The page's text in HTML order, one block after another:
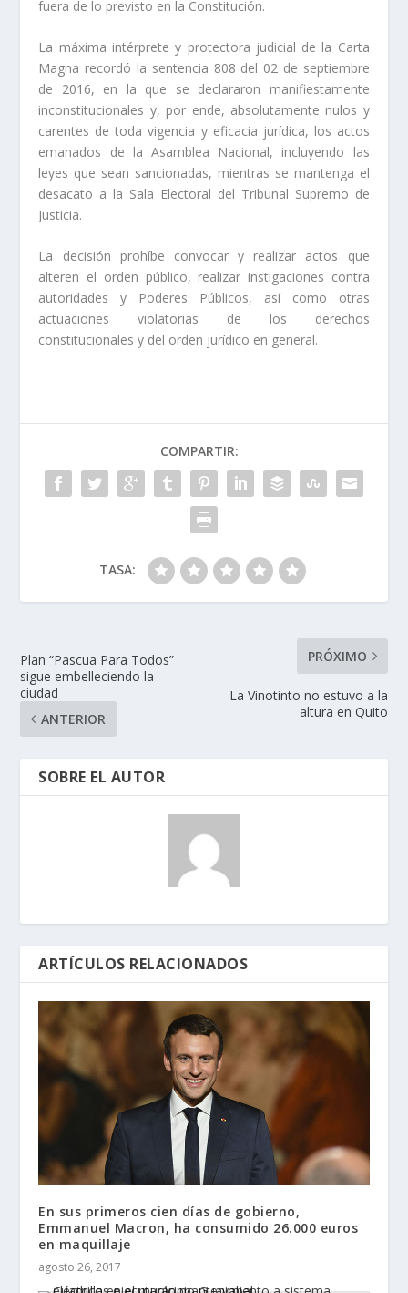
fuera de lo previsto en la Constitución.
La máxima intérprete y protectora judicial de la Carta
Magna recordó la sentencia 808 del 02 de septiembre
de 2016, en la que se declararon manifiestamente
inconstitucionales y, por ende, absolutamente nulos y
carentes de toda vigencia y eficacia jurídica, los actos
emanados de la Asamblea Nacional, incluyendo las
leyes que sean sancionadas, mientras se mantenga el
desacato a la Sala Electoral del Tribunal Supremo de
Justicia.
La decisión prohíbe convocar y realizar actos que
alteren el orden público, realizar instigaciones contra
autoridades y Poderes Públicos, así como otras
actuaciones violatorias de los derechos
constitucionales y del orden jurídico en general.
COMPARTIR:
TASA:
Plan “Pascua Para Todos”
sigue embelleciendo la
ciudad
ANTERIOR
PRÓXIMO
La Vinotinto no estuvo a la
altura en Quito
SOBRE EL AUTOR
ARTÍCULOS RELACIONADOS
En sus primeros cien días de gobierno,
Emmanuel Macron, ha consumido 26.000 euros
en maquillaje
agosto 26, 2017